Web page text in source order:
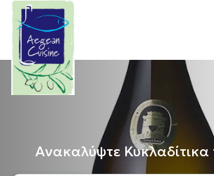
Ανακαλύψτε Κυκλαδίτικα